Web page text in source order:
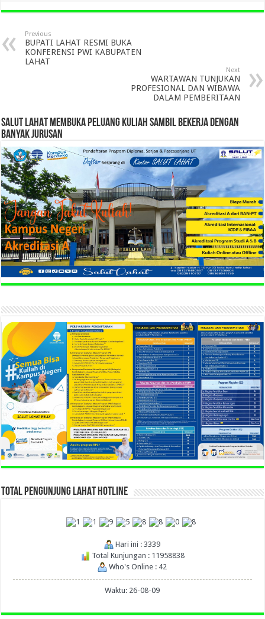
Previous
BUPATI LAHAT RESMI BUKA
KONFERENSI PWI KABUPATEN
LAHAT
Next
WARTAWAN TUNJUKAN
PROFESIONAL DAN WIBAWA
DALAM PEMBERITAAN
SALUT LAHAT MEMBUKA PELUANG KULIAH SAMBIL BEKERJA DENGAN
BANYAK JURUSAN
TOTAL PENGUNJUNG LAHAT HOTLINE
Hari ini : 3339
Total Kunjungan : 11958838
Who's Online : 42
Waktu: 26-08-09